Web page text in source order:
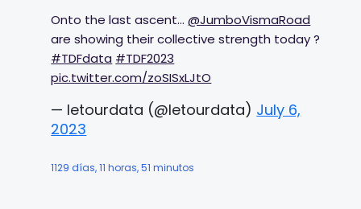
Onto the last ascent...@JumboVismaRoad
are showing their collective strength today ?
#TDFdata #TDF2023
pic.twitter.com/zoSISxLJtO
— letourdata (@letourdata) July 6,
2023
1129 días, 11 horas, 51 minutos